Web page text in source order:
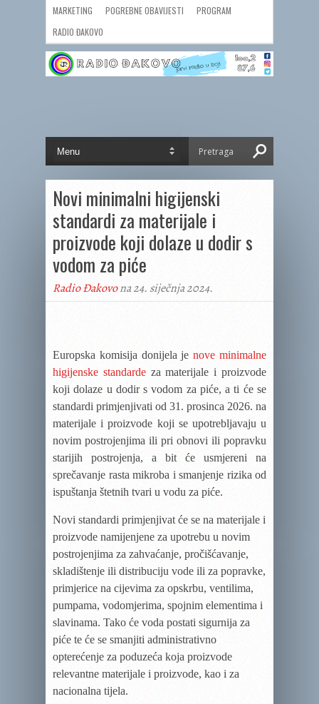
MARKETING POGREBNE OBAVIJESTI
PROGRAM
RADIO ĐAKOVO
Novi minimalni higijenski
standardi za materijale i
proizvode koji dolaze u dodir s
vodom za piće
Radio Đakovona 24. siječnja 2024.
Europska komisija donijelajenove minimalne
higijenske standarde za materijale i proizvode
koji dolaze u dodir s vodom za piće,a ti ćese
standardi primjenjivati od 31. prosinca 2026. na
materijale i proizvode koji se upotrebljavaju u
novim postrojenjima ili pri obnovi ili popravku
starijih postrojenja, a bit će usmjereni na
sprečavanje rasta mikroba i smanjenje rizika od
ispuštanja štetnih tvari u vodu za piće.
Novi standardi primjenjivat će se na materijale i
proizvode namijenjene za upotrebu u novim
postrojenjima za zahvaćanje, pročišćavanje,
skladištenje ili distribuciju vode ili za popravke,
primjerice na cijevima za opskrbu, ventilima,
pumpama, vodomjerima, spojnim elementima i
slavinama. Tako će voda postati sigurnija za
piće te će se smanjiti administrativno
opterećenje za poduzeća koja proizvode
relevantne materijale i proizvode, kao i za
nacionalna tijela.